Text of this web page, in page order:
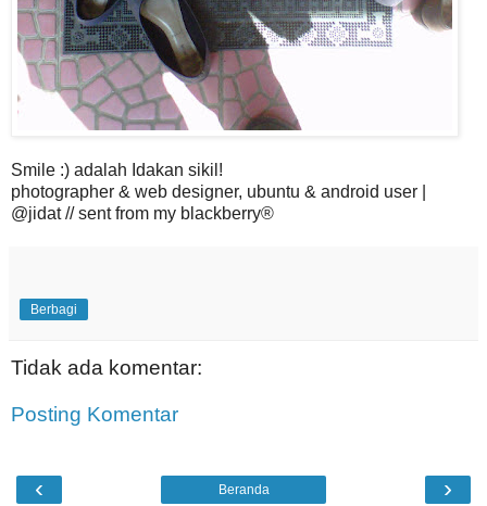
Smile :) adalah Idakan sikil!
photographer & web designer, ubuntu & android user |
@jidat // sent from my blackberry®
Berbagi
Tidak ada komentar:
Posting Komentar
‹ ›
Beranda